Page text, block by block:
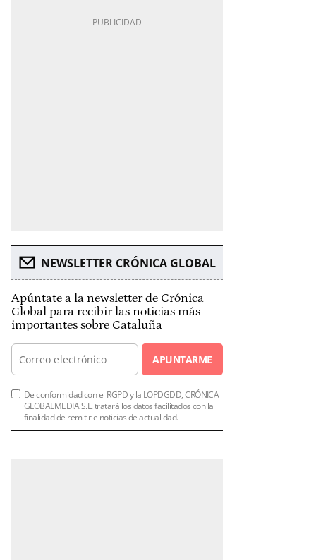
NEWSLETTER CRÓNICA GLOBAL
Apúntate a la newsletter de Crónica
Global para recibir las noticias más
importantes sobre Cataluña
APUNTARME
De conformidad con el RGPD y la LOPDGDD, CRÓNICA
GLOBALMEDIA S.L. tratará los datos facilitados con la
finalidad de remitirle noticias de actualidad.